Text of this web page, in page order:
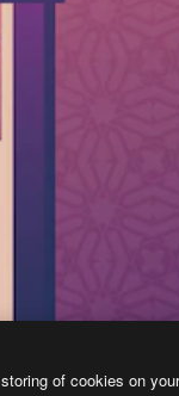
of cookies on